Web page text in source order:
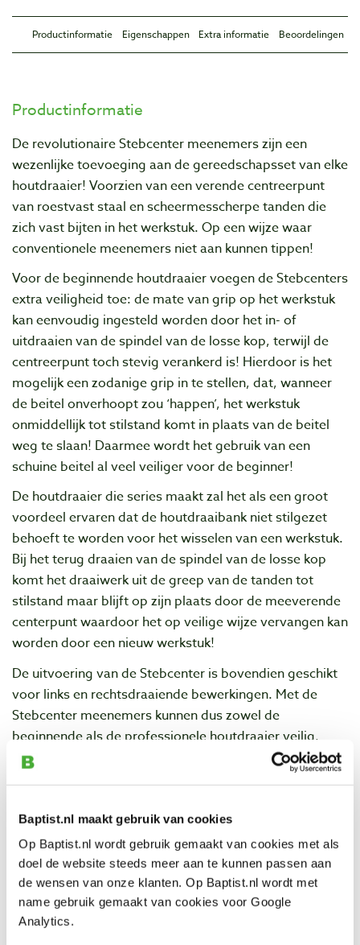
Baptist.nl maakt gebruik van cookies
Op Baptist.nl wordt gebruik gemaakt van cookies met als
doel de website steeds meer aan te kunnen passen aan
de wensen van onze klanten. Op Baptist.nl wordt met
name gebruik gemaakt van cookies voor Google
Analytics.
Productinformatie Eigenschappen Extra informatie Beoordelingen
Productinformatie
De revolutionaire Stebcenter meenemers zijn een
wezenlijke toevoeging aan de gereedschapsset van elke
houtdraaier! Voorzien van een verende centreerpunt
van roestvast staal en scheermesscherpe tanden die
zich vast bijten in het werkstuk. Op een wijze waar
conventionele meenemers niet aan kunnen tippen!
Voor de beginnende houtdraaier voegen de Stebcenters
extra veiligheid toe: de mate van grip op het werkstuk
kan eenvoudig ingesteld worden door het in- of
uitdraaien van de spindel van de losse kop, terwijl de
centreerpunt toch stevig verankerd is! Hierdoor is het
mogelijk een zodanige grip in te stellen, dat, wanneer
de beitel onverhoopt zou ‘happen’, het werkstuk
onmiddellijk tot stilstand komt in plaats van de beitel
weg te slaan! Daarmee wordt het gebruik van een
schuine beitel al veel veiliger voor de beginner!
De houtdraaier die series maakt zal het als een groot
voordeel ervaren dat de houtdraaibank niet stilgezet
behoeft te worden voor het wisselen van een werkstuk.
Bij het terug draaien van de spindel van de losse kop
komt het draaiwerk uit de greep van de tanden tot
stilstand maar blijft op zijn plaats door de meeverende
centerpunt waardoor het op veilige wijze vervangen kan
worden door een nieuw werkstuk!
De uitvoering van de Stebcenter is bovendien geschikt
voor links en rechtsdraaiende bewerkingen. Met de
Stebcenter meenemers kunnen dus zowel de
beginnende als de professionele houtdraaier veilig,
nauwkeurig en snel werken, met een variabele grip op
Eigenschappen
Diameter kop: Ø 1/2" (ca. 13 mm)
Morse conus: 2